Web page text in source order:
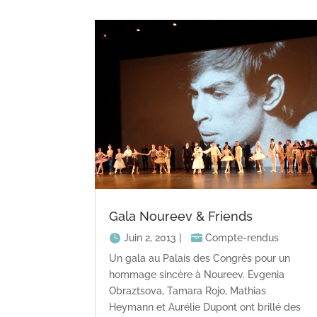
Gala Noureev & Friends
Juin 2, 2013 |
Compte-rendus
Un gala au Palais des Congrès pour un
hommage sincère à Noureev. Evgenia
Obraztsova, Tamara Rojo, Mathias
Heymann et Aurélie Dupont ont brillé des